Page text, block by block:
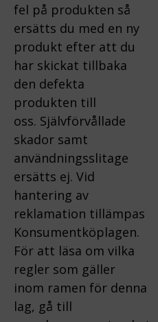
fel på produkten så
ersätts du med en ny
produkt efter att du
har skickat tillbaka
den defekta
produkten till
oss. Självförvållade
skador samt
användningsslitage
ersätts ej. Vid
hantering av
reklamation tillämpas
Konsumentköplagen.
För att läsa om vilka
regler som gäller
inom ramen för denna
lag, gå till